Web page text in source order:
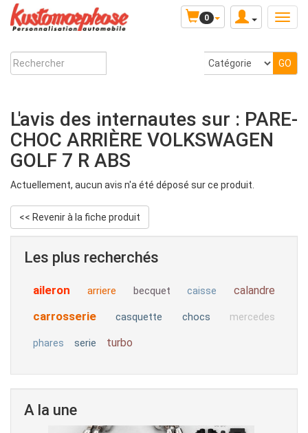
0
L'avis des internautes sur : PARE-
CHOC ARRIÈRE VOLKSWAGEN
GOLF 7 R ABS
Actuellement, aucun avis n'a été déposé sur ce produit.
<< Revenir à la fiche produit
Les plus recherchés
aileron arriere becquet caisse calandre
carrosserie casquette chocs mercedes
phares serie turbo
A la une